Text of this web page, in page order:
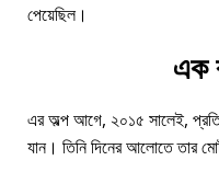
পেয়েছিল।
এক
এর অল্প আগে, ২০১৫ সালেই,
যান। তিনি দিনের আলোতে তার